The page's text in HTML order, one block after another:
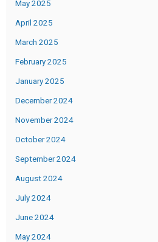
May 2025
April 2025
March 2025
February 2025
January 2025
December 2024
November 2024
October 2024
September 2024
August 2024
July 2024
June 2024
May 2024